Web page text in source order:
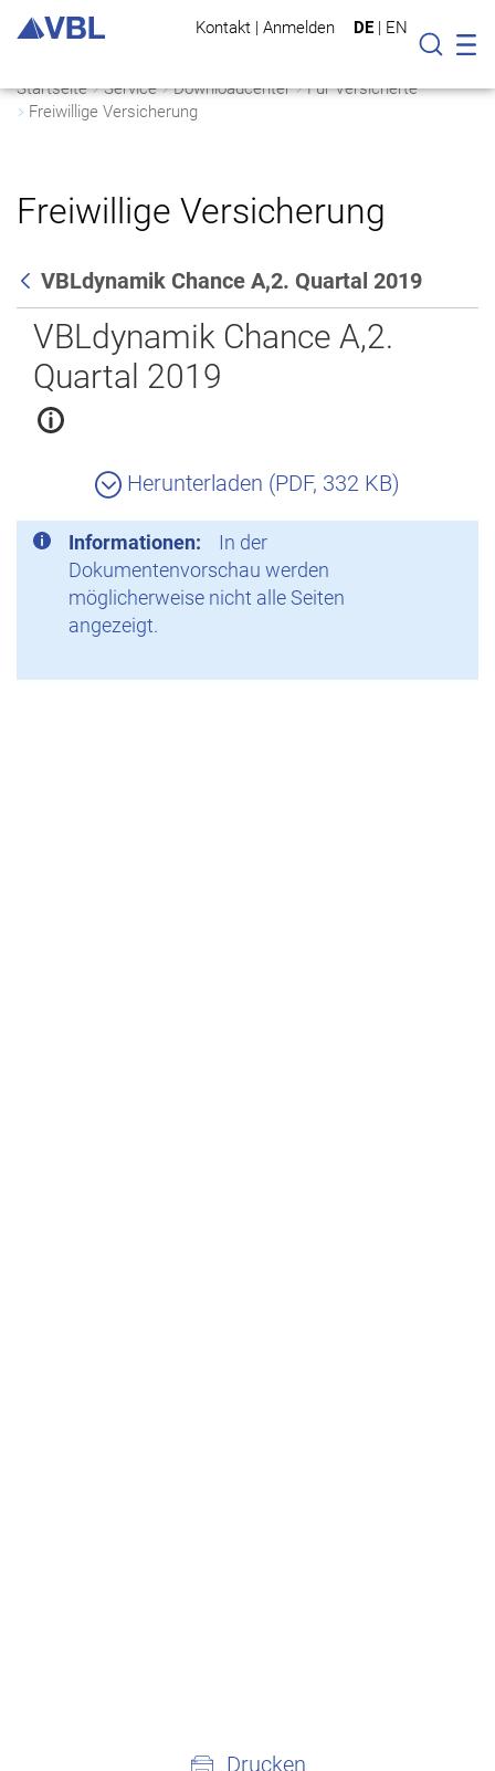
Kontakt | Anmelden DE | EN
Suche
Startseite Service Downloadcenter
Für Versicherte
Freiwillige Versicherung
Freiwillige Versicherung
Zurück
VBLdynamik Chance A,2. Quartal 2019
VBLdynamik Chance A,2.
Quartal 2019
Herunterladen (PDF, 332 KB)
Informationen:
In der
Dokumentenvorschau werden
möglicherweise nicht alle Seiten
angezeigt.
Drucken